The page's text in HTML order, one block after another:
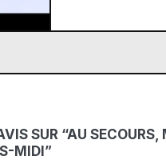
SUR “AU SECOURS,
MIDI”